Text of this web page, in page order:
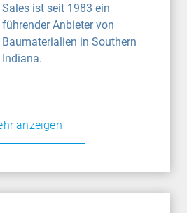
Sales ist seit 1983 ein
führender Anbieter von
Baumaterialien in Southern
Indiana.
anzeigen